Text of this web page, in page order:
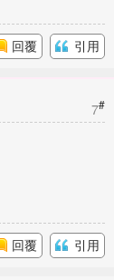
回覆 引用
7#
回覆 引用